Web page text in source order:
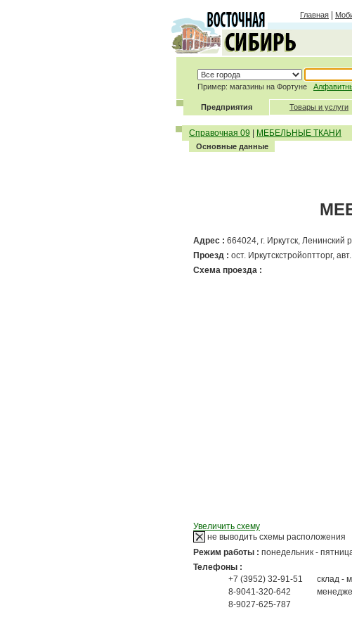
Главная
Пример: магазины на Фортуне
Предприятия Товары и услуги
Справочная 09 МЕБЕЛЬНЫЕ ТКАНИ
Основные данные
Адрес : 664024, г. Иркутск, Ленинский
Проезд : ост. Иркутскстройоптторг,
Схема проезда :
Увеличить схему
не выводить схемы расположения
Режим работы : понедельник -
Телефоны :
+7 (3952) 32-91-51
склад -
8-9041-320-642
8-9027-625-787